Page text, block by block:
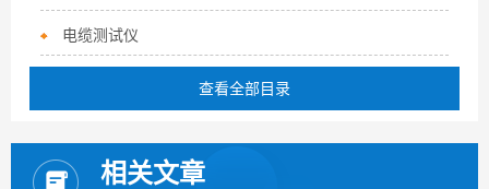
电缆测试仪
查看全部目录
相关文章